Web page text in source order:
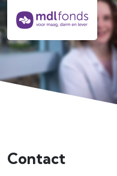
Contact